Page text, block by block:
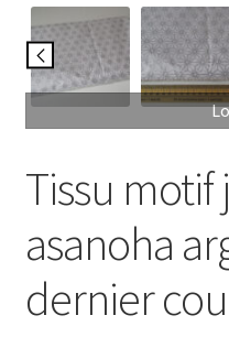
Wishlist
Paiement
Panier
Plan du site
Possibilité de retrait
Track your order
Tissu motif
asanoha
dernier